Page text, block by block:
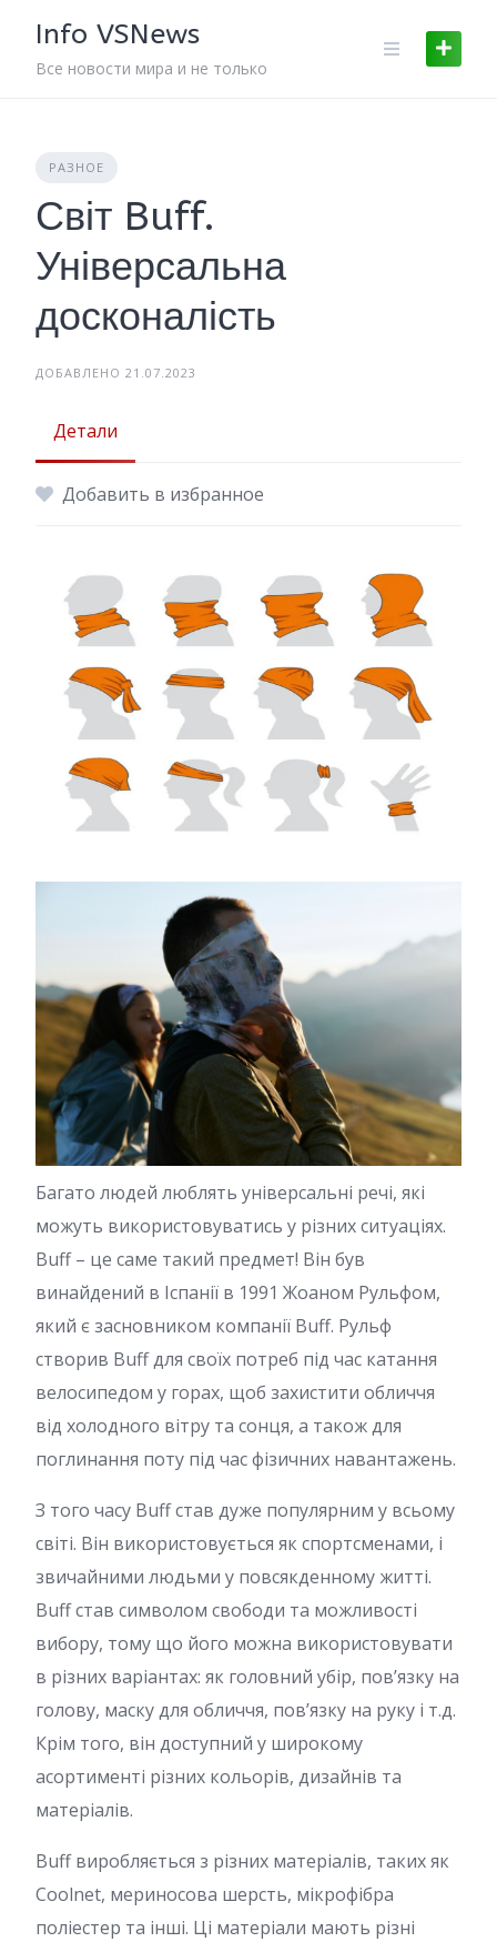
content
Info VSNews
Все новости мира и не только
РАЗНОЕ
Світ Buff.
Універсальна
досконалість
ДОБАВЛЕНО 21.07.2023
Детали
Добавить в избранное
Багато людей люблять універсальні речі, які
можуть використовуватись у різних ситуаціях.
Buff – це саме такий предмет! Він був
винайдений в Іспанії в 1991 Жоаном Рульфом,
який є засновником компанії Buff. Рульф
створив Buff для своїх потреб під час катання
велосипедом у горах, щоб захистити обличчя
від холодного вітру та сонця, а також для
поглинання поту під час фізичних навантажень.
З того часу Buff став дуже популярним у всьому
світі. Він використовується як спортсменами, і
звичайними людьми у повсякденному житті.
Buff став символом свободи та можливості
вибору, тому що його можна використовувати
в різних варіантах: як головний убір, пов’язку на
голову, маску для обличчя, пов’язку на руку і т.д.
Крім того, він доступний у широкому
асортименті різних кольорів, дизайнів та
матеріалів.
Buff виробляється з різних матеріалів, таких як
Coolnet, мериносова шерсть, мікрофібра
поліестер та інші. Ці матеріали мають різні